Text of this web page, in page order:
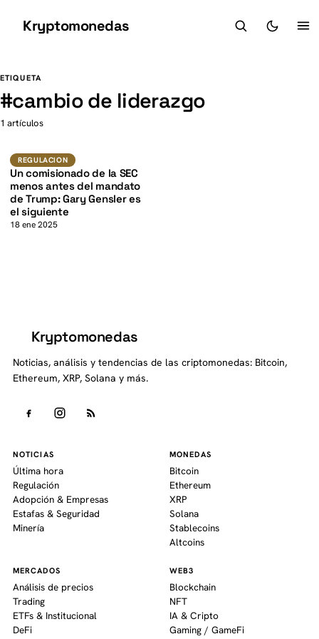
Kryptomonedas
ETIQUETA
#cambio de liderazgo
1 artículos
Regulacion
K
REGULACION
Un comisionado de la SEC
menos antes del mandato
de Trump: Gary Gensler es
el siguiente
18 ene 2025
Kryptomonedas
Noticias, análisis y tendencias de las criptomonedas: Bitcoin,
Ethereum, XRP, Solana y más.
NOTICIAS
Última hora
Regulación
Adopción & Empresas
Estafas & Seguridad
Minería
MONEDAS
Bitcoin
Ethereum
XRP
Solana
Stablecoins
Altcoins
MERCADOS
Análisis de precios
Trading
ETFs & Institucional
DeFi
WEB3
Blockchain
NFT
IA & Cripto
Gaming / GameFi